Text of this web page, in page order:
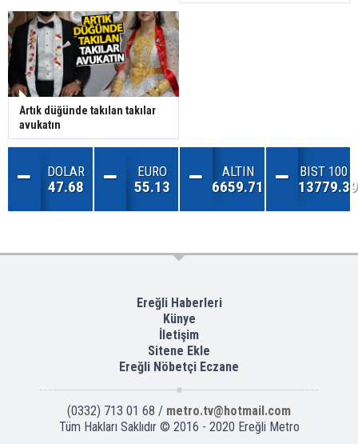
Artık düğünde takılan takılar
avukatın
DOLAR
47.68
EURO
55.13
ALTIN
6659.71
BIST 100
13779.39
Ereğli Haberleri
Künye
İletişim
Sitene Ekle
Ereğli Nöbetçi Eczane
(0332) 713 01 68 / metro.tv@hotmail.com
Tüm Hakları Saklıdır © 2016 - 2020 Ereğli Metro